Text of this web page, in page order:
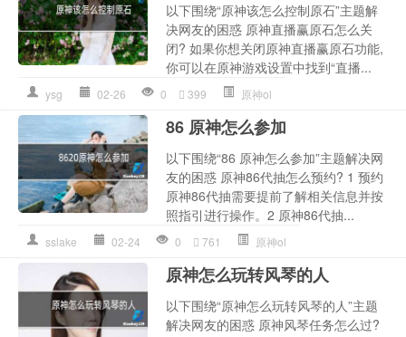
以下围绕“原神该怎么控制原石”主题解
决网友的困惑 原神直播赢原石怎么关
闭? 如果你想关闭原神直播赢原石功能,
你可以在原神游戏设置中找到“直播...
ysg 02-26 0 399 原神ol
86 原神怎么参加
以下围绕“86 原神怎么参加”主题解决网
友的困惑 原神86代抽怎么预约? 1 预约
原神86代抽需要提前了解相关信息并按
照指引进行操作。2 原神86代抽...
sslake 02-24 0 761 原神ol
原神怎么玩转风琴的人
以下围绕“原神怎么玩转风琴的人”主题
解决网友的困惑 原神风琴任务怎么过?